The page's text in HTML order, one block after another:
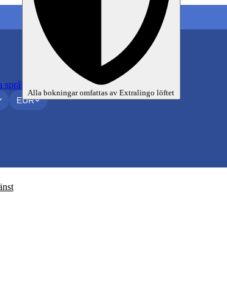
Alla bokningar omfattas av Extralingo löftet
språkresor
EUR